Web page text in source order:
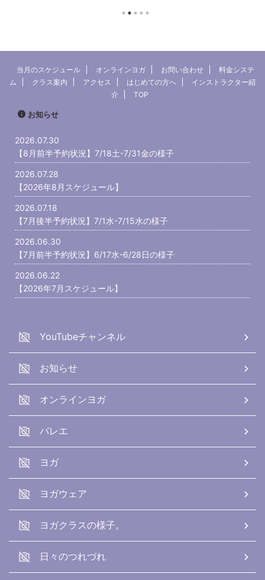
ンスタをみ
ナーなスタ
年をと ...
約状況 2026/7/26(日)22:30現在定員
ていただきます。早めに予約を入れて
定作業7/17（金）15:30プライベート
【予約済】7/18（土）10:3 ...
た次第です
グ)よかった
ら→ note と
当月のスケジュール オンラインヨガ お問い合わせ
料金システ
ム
クラス案内 アクセス はじめての方へ
インストラクター紹
介
TOP
お知らせ
2026.07.30
【8月前半予約状況】7/18土-7/31金の様子
2026.07.28
【2026年8月スケジュール】
2026.07.18
【7月後半予約状況】7/1水-7/15水の様子
2026.06.30
【7月前半予約状況】6/17水-6/28日の様子
2026.06.22
【2026年7月スケジュール】
YouTubeチャンネル
お知らせ
オンラインヨガ
バレエ
ヨガ
ヨガウェア
ヨガクラスの様子。
日々のつれづれ